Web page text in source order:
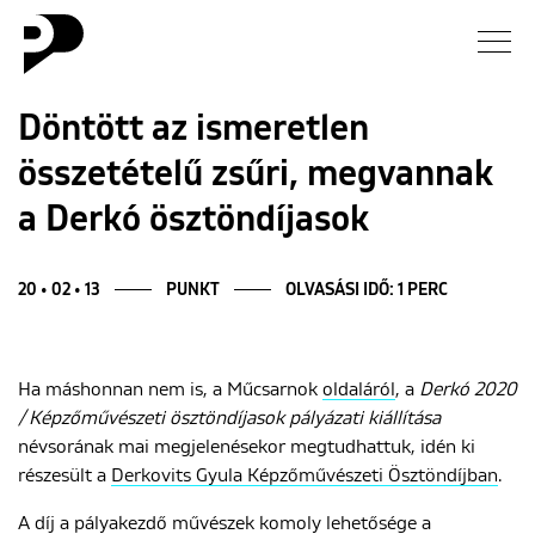
Galéria
Rólunk
Döntött az ismeretlen
összetételű zsűri, megvannak
a Derkó ösztöndíjasok
20 • 02 • 13 PUNKT OLVASÁSI IDŐ: 1 PERC
Ha máshonnan nem is, a Műcsarnok oldaláról , a Derkó 2020
/ Képzőművészeti ösztöndíjasok pályázati kiállítása
névsorának mai megjelenésekor megtudhattuk, idén ki
részesült a Derkovits Gyula Képzőművészeti Ösztöndíjban.
A díj a pályakezdő művészek komoly lehetősége a